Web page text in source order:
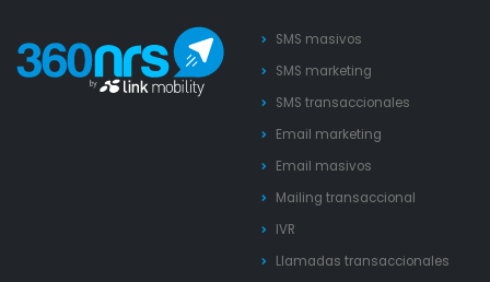
SMS masivos
SMS marketing
SMS transaccionales
Email marketing
Email masivos
Mailing transaccional
IVR
Llamadas transaccionales